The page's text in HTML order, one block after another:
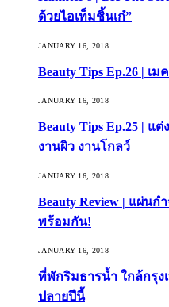
ด้วยไอเท็มชิ้นเก๋”
JANUARY 16, 2018
Beauty Tips Ep.26 | เ
JANUARY 16, 2018
Beauty Tips Ep.25 | แ
งานผิว งานโกลว์
JANUARY 16, 2018
Beauty Review | แผ่น
พร้อมกัน!
JANUARY 16, 2018
ที่พักริมธารน้ำ ใกล้กรุ
ปลายปีนี้